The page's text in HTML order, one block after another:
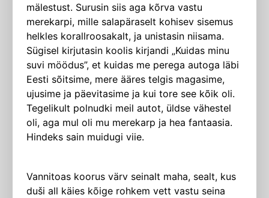
mälestust. Surusin siis aga kõrva vastu
merekarpi, mille salapäraselt kohisev sisemus
helkles korallroosakalt, ja unistasin niisama.
Sügisel kirjutasin koolis kirjandi „Kuidas minu
suvi möödus”, et kuidas me perega autoga läbi
Eesti sõitsime, mere ääres telgis magasime,
ujusime ja päevitasime ja kui tore see kõik oli.
Tegelikult polnudki meil autot, üldse vähestel
oli, aga mul oli mu merekarp ja hea fantaasia.
Hindeks sain muidugi viie.
Vannitoas koorus värv seinalt maha, sealt, kus
duši all käies kõige rohkem vett vastu seina